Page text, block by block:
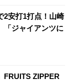
2安打1打点！山崎
「ジャイアンツに
FRUITS ZIPPER